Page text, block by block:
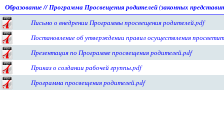
Образование//Программа Просвещения родителей (законных
Письмо о внедрении Программы просвещения родителей.pdf
Постановление об утверждении правил осуществления
Презентация по Программе просвещения родителей.pdf
Приказ о создании рабочей группы.pdf
Программа просвещения родителей.pdf